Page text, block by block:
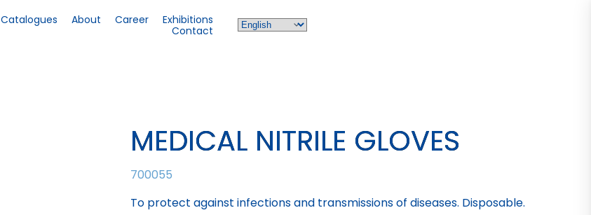
Catalogues About Career
Exhibitions
Contact
MEDICAL NITRILE GLOVES
700055
To protect against infections and transmissions of diseases. Disposable.